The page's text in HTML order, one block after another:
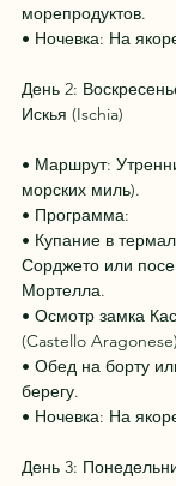
морепродуктов.
• Ночевка: На
День 2:
Искья (Ischia)
• Маршрут:
морских миль).
• Программа:
• Купание в
Сорджето или
Мортелла.
• Осмотр замка
(Castello
• Обед на борту
берегу.
• Ночевка: На
День 3: